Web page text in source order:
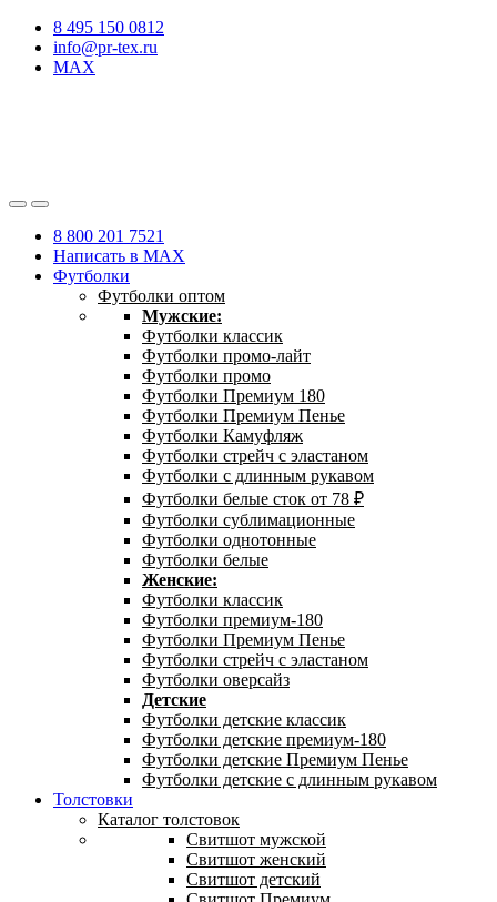
8 495 150 0812
info@pr-tex.ru
MAX
8 800 201 7521
Написать в MAX
Футболки
Футболки оптом
Мужские:
Футболки классик
Футболки промо-лайт
Футболки промо
Футболки Премиум 180
Футболки Премиум Пенье
Футболки Камуфляж
Футболки стрейч с эластаном
Футболки с длинным рукавом
Футболки белые сток от 78 ₽
Футболки сублимационные
Футболки однотонные
Футболки белые
Женские:
Футболки классик
Футболки премиум-180
Футболки Премиум Пенье
Футболки стрейч с эластаном
Футболки оверсайз
Детские
Футболки детские классик
Футболки детские премиум-180
Футболки детские Премиум Пенье
Футболки детские с длинным рукавом
Толстовки
Каталог толстовок
Свитшот мужской
Свитшот женский
Свитшот детский